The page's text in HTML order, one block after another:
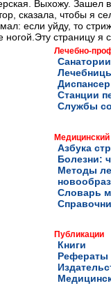
Выхожу.
сказала, чтобы я
если уйду, то
страницу я
Лечебно-
Станции
Службы
Медицинский
Азбука
Болезни:
Методы
Словарь
Публикации
Книги
Рефераты